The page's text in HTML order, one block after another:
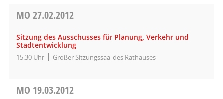
MO 27.02.2012
Sitzung des Ausschusses für Planung, Verkehr und
Stadtentwicklung
15:30 Uhr Großer Sitzungssaal des Rathauses
MO 19.03.2012